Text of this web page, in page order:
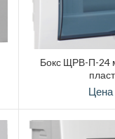
Бокс ЩРВ-П-24
Цена